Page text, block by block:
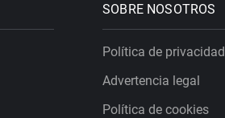
SOBRE NOSOTROS
Política de privacidad
Advertencia legal
Política de cookies